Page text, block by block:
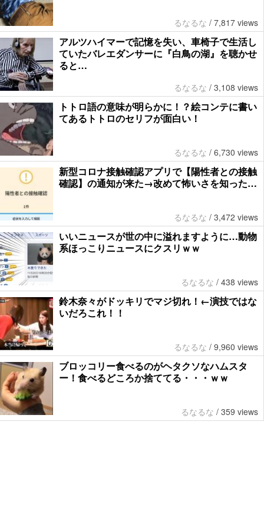
るなるな / 7,817 views
アルツハイマーで記憶を失い、車椅子で生活し
ていたバレエダンサーに『白鳥の湖』を聴かせ
ると…
るなるな / 3,108 views
トトロ語の意味が明らかに！？絵コンテに書い
てあるトトロのセリフが面白い！
るなるな / 6,730 views
新型コロナ接触確認アプリで【陽性者との接触
確認】の通知が来た→改めて怖いさを知った…
るなるな / 3,472 views
いいニュースが世の中に溢れますように…動物
系ほっこりニュースにクスリｗｗ
るなるな / 438 views
鈴木奈々がドッキリでマジ切れ！←演技ではな
いだろこれ！！
るなるな / 9,960 views
ブロッコリー食べるのがヘタクソなハムスタ
ー！食べるどころか捨ててる・・・ｗｗ
るなるな / 359 views